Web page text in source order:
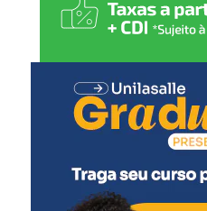
Já a Linha 1051, no sentido
de Erechim, Getúlio Vargas e
direcionados para a Linha
Segundo as empresas, a
dependerá da normalização
afetadas pelas chuvas dos